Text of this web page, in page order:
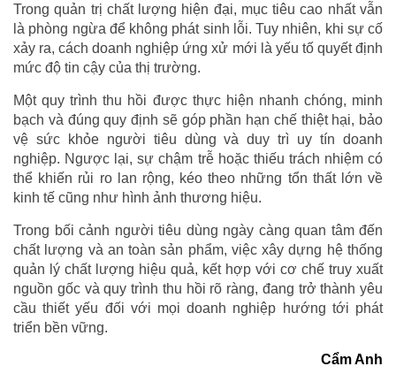
Trong quản trị chất lượng hiện đại, mục tiêu cao nhất vẫn
là phòng ngừa để không phát sinh lỗi. Tuy nhiên, khi sự cố
xảy ra, cách doanh nghiệp ứng xử mới là yếu tố quyết định
mức độ tin cậy của thị trường.
Một quy trình thu hồi được thực hiện nhanh chóng, minh
bạch và đúng quy định sẽ góp phần hạn chế thiệt hại, bảo
vệ sức khỏe người tiêu dùng và duy trì uy tín doanh
nghiệp. Ngược lại, sự chậm trễ hoặc thiếu trách nhiệm có
thể khiến rủi ro lan rộng, kéo theo những tổn thất lớn về
kinh tế cũng như hình ảnh thương hiệu.
Trong bối cảnh người tiêu dùng ngày càng quan tâm đến
chất lượng và an toàn sản phẩm, việc xây dựng hệ thống
quản lý chất lượng hiệu quả, kết hợp với cơ chế truy xuất
nguồn gốc và quy trình thu hồi rõ ràng, đang trở thành yêu
cầu thiết yếu đối với mọi doanh nghiệp hướng tới phát
triển bền vững.
Cẩm Anh